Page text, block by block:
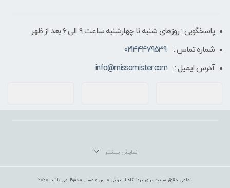
پاسخگویی : روزهای شنبه تا چهارشنبه ساعت 9 الی ۶ بعد از ظهر
شماره تماس :
02144479539
آدرس ایمیل :
info@missomister.com
تمامی حقوق سایت برای فروشگاه اینترنتی میس و مستر محفوظ می باشد. 2020